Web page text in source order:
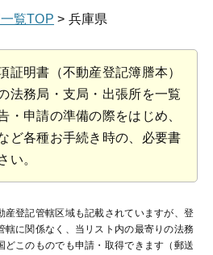
覧TOP > 兵庫県
証明書（不動産登記簿謄本）
法務局・支局・出張所を一覧
・申請の準備の際をはじめ、
ど各種お手続き時の、必要書
い。
登記管轄区域も記載されていますが、登
轄に関係なく、当リスト内の最寄りの法務
どこのものでも申請・取得できます（郵送